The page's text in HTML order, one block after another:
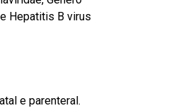
Hepatitis B virus
e parenteral.